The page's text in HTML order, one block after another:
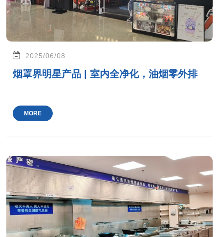
2025/06/08
烟罩界明星产品 | 室内全净化，油烟零外排
MORE